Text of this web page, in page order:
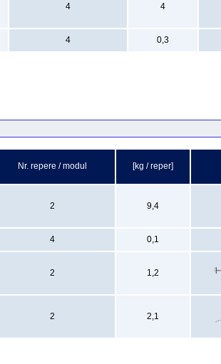
4 4
4 0,3
Nr. repere / modul [kg / reper]
2 9,4
4 0,1
2 1,2
2 2,1